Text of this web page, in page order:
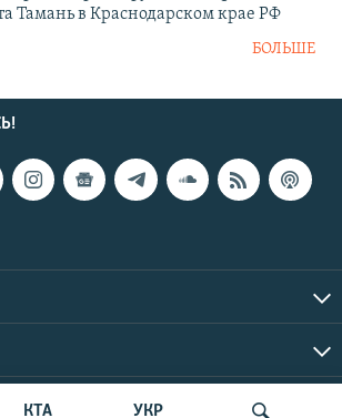
КТА УКР
Тамань в Краснодарском крае РФ
БОЛЬШЕ
Крым.Реалии, 2026 | Все права защищены.